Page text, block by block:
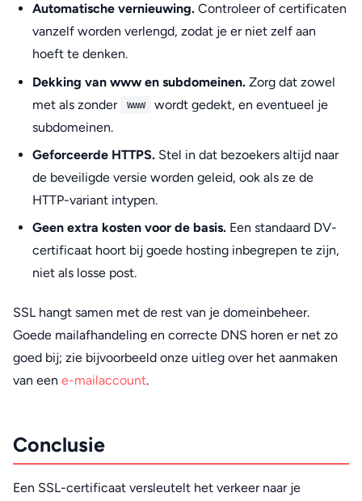
Automatische vernieuwing. Controleer of certificaten
vanzelf worden verlengd, zodat je er niet zelf aan
hoeft te denken.
Dekking van www en subdomeinen. Zorg dat zowel
met als zonder
www wordt gedekt, en eventueel je
subdomeinen.
Geforceerde HTTPS. Stel in dat bezoekers altijd naar
de beveiligde versie worden geleid, ook als ze de
HTTP-variant intypen.
Geen extra kosten voor de basis. Een standaard DV-
certificaat hoort bij goede hosting inbegrepen te zijn,
niet als losse post.
SSL hangt samen met de rest van je domeinbeheer.
Goede mailafhandeling en correcte DNS horen er net zo
goed bij; zie bijvoorbeeld onze uitleg over het aanmaken
van een e-mailaccount.
Conclusie
Een SSL-certificaat versleutelt het verkeer naar je